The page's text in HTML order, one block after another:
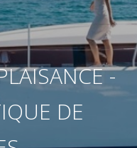
-
DE